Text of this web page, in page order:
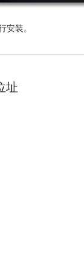
安装。
址